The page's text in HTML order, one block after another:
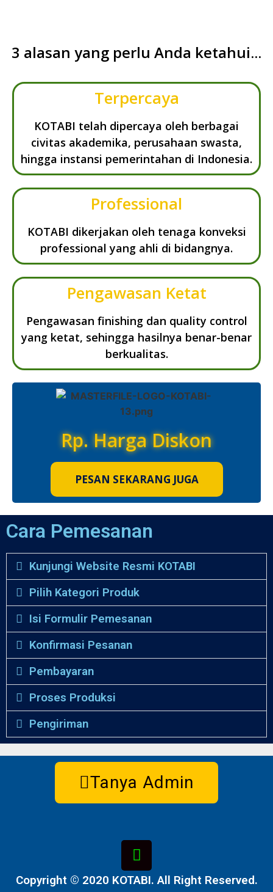
3 alasan yang perlu Anda ketahui...
Terpercaya
KOTABI telah dipercaya oleh berbagai
civitas akademika, perusahaan swasta,
hingga instansi pemerintahan di Indonesia.
Professional
KOTABI dikerjakan oleh tenaga konveksi
professional yang ahli di bidangnya.
Pengawasan Ketat
Pengawasan finishing dan quality control
yang ketat, sehingga hasilnya benar-benar
berkualitas.
Rp. Harga Diskon
PESAN SEKARANG JUGA
Cara Pemesanan
Kunjungi Website Resmi KOTABI
Pilih Kategori Produk
Isi Formulir Pemesanan
Konfirmasi Pesanan
Pembayaran
Proses Produksi
Pengiriman
Tanya Admin
Copyright © 2020 KOTABI. All Right Reserved.